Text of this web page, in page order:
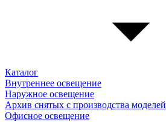
Каталог
Внутреннее освещение
Наружное освещение
Архив снятых с производства моделей
Офисное освещение